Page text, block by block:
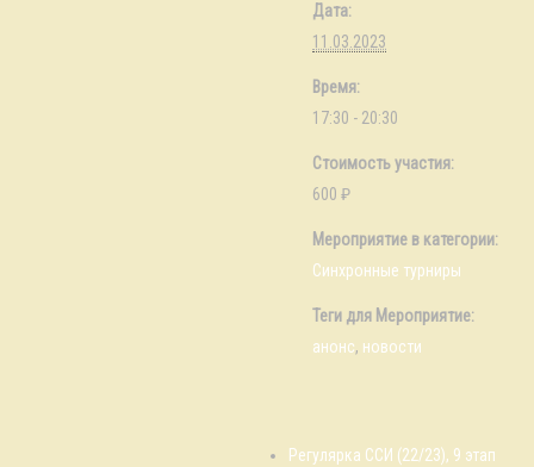
Дата:
11.03.2023
Время:
17:30 - 20:30
Стоимость участия:
600 ₽
Мероприятие в категории:
Синхронные турниры
Теги для Мероприятие:
анонс, новости
Регулярка ССИ (22/23), 9 этап